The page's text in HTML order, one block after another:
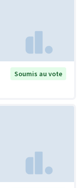
Soumis au vote